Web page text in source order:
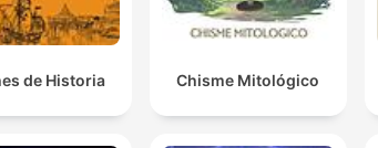
de Historia Chisme Mitológico